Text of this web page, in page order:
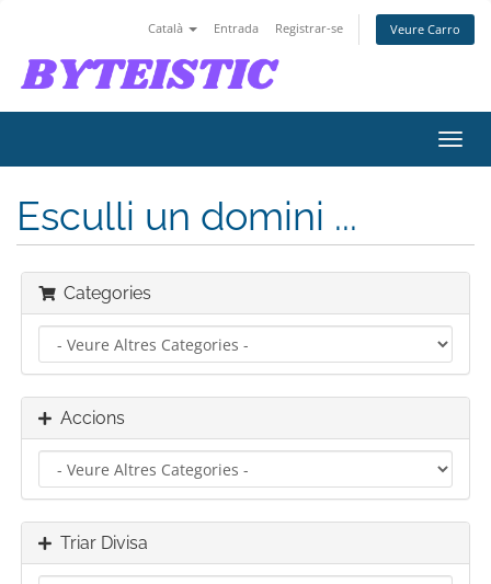
Català Entrada Registrar-se Veure Carro
la
Esculli un domini ...
Categories
Accions
Triar Divisa